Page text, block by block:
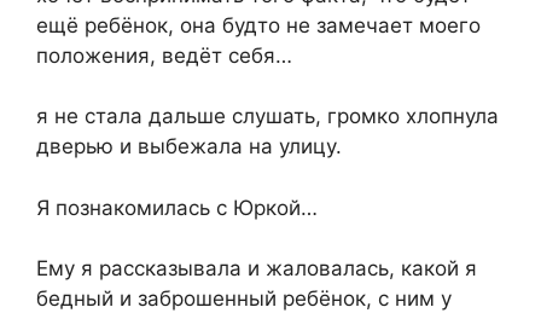
ещё ребёнок, она будто не замечает моего
положения, ведёт себя…
я не стала дальше слушать, громко хлопнула
дверью и выбежала на улицу.
Я познакомилась с Юркой…
Ему я рассказывала и жаловалась, какой я
бедный и заброшенный ребёнок, с ним у